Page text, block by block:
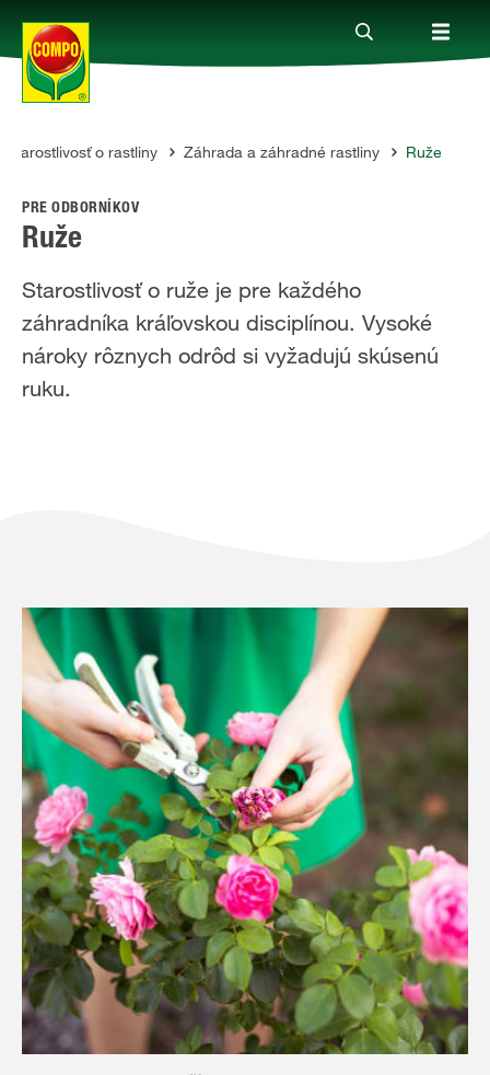
Produkty
Rady a tipy
Témy
Kde kúpiť
Starostlivosť o rastliny Záhrada a záhradné rastliny Ruže
PRE ODBORNÍKOV
Ruže
Starostlivosť o ruže je pre každého
záhradníka kráľovskou disciplínou. Vysoké
nároky rôznych odrôd si vyžadujú skúsenú
ruku.